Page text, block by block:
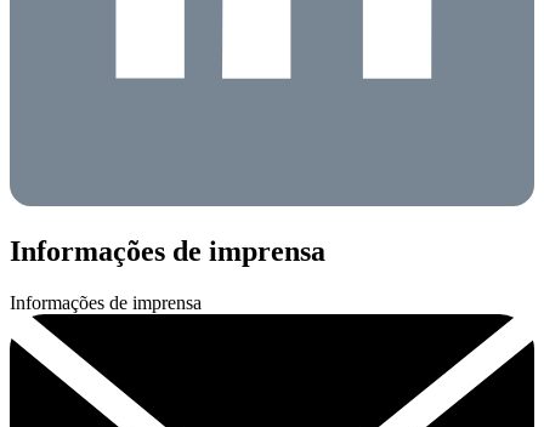
Informações de imprensa
Informações de imprensa